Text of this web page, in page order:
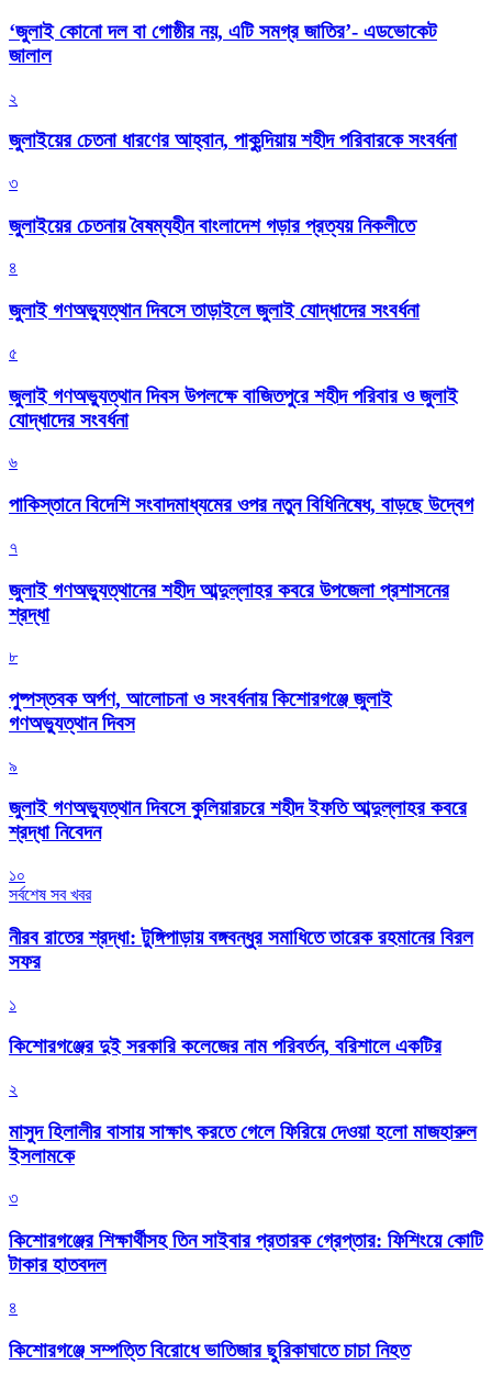
‘জুলাই কোনো দল বা গোষ্ঠীর নয়, এটি সমগ্র জাতির’- এডভোকেট
জালাল
২
জুলাইয়ের চেতনা ধারণের আহ্বান, পাকুন্দিয়ায় শহীদ পরিবারকে সংবর্ধনা
৩
জুলাইয়ের চেতনায় বৈষম্যহীন বাংলাদেশ গড়ার প্রত্যয় নিকলীতে
৪
জুলাই গণঅভ্যুত্থান দিবসে তাড়াইলে জুলাই যোদ্ধাদের সংবর্ধনা
৫
জুলাই গণঅভ্যুত্থান দিবস উপলক্ষে বাজিতপুরে শহীদ পরিবার ও জুলাই
যোদ্ধাদের সংবর্ধনা
৬
পাকিস্তানে বিদেশি সংবাদমাধ্যমের ওপর নতুন বিধিনিষেধ, বাড়ছে উদ্বেগ
৭
জুলাই গণঅভ্যুত্থানের শহীদ আব্দুল্লাহর কবরে উপজেলা প্রশাসনের
শ্রদ্ধা
৮
পুষ্পস্তবক অর্পণ, আলোচনা ও সংবর্ধনায় কিশোরগঞ্জে জুলাই
গণঅভ্যুত্থান দিবস
৯
জুলাই গণঅভ্যুত্থান দিবসে কুলিয়ারচরে শহীদ ইফতি আব্দুল্লাহর কবরে
শ্রদ্ধা নিবেদন
১০
সর্বশেষ সব খবর
নীরব রাতের শ্রদ্ধা: টুঙ্গিপাড়ায় বঙ্গবন্ধুর সমাধিতে তারেক রহমানের বিরল
সফর
১
কিশোরগঞ্জের দুই সরকারি কলেজের নাম পরিবর্তন, বরিশালে একটির
২
মাসুদ হিলালীর বাসায় সাক্ষাৎ করতে গেলে ফিরিয়ে দেওয়া হলো মাজহারুল
ইসলামকে
৩
কিশোরগঞ্জের শিক্ষার্থীসহ তিন সাইবার প্রতারক গ্রেপ্তার: ফিশিংয়ে কোটি
টাকার হাতবদল
৪
কিশোরগঞ্জে সম্পত্তি বিরোধে ভাতিজার ছুরিকাঘাতে চাচা নিহত